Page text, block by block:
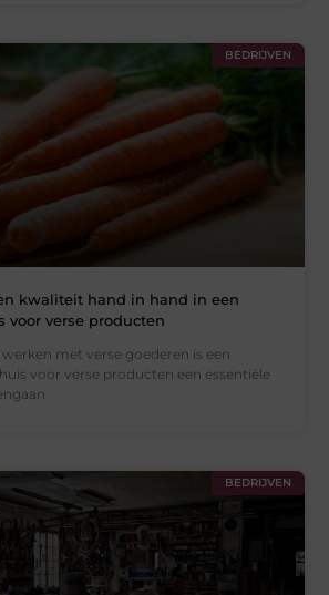
BEDRIJVEN
kwaliteit hand in hand in een
voor verse producten
met verse goederen is een
voor verse producten een essentiële
BEDRIJVEN